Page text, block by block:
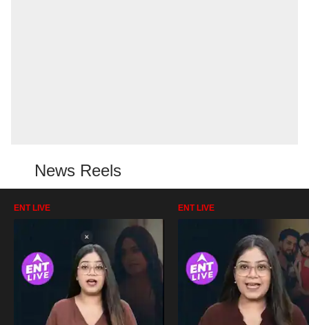
News Reels
ENT LIVE ENT LIVE